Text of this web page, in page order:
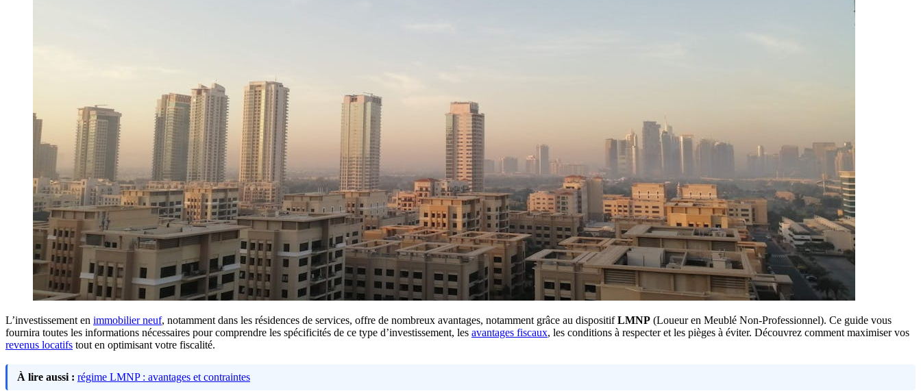
L’investissement en immobilier neuf, notamment dans les résidences de services, offre de nombreux avantages, notamment grâce au dispositifLMNP (Loueur en Meublé Non-Professionnel). Ce guide vous
fournira toutes les informations nécessaires pour comprendre les spécificités de ce type d’investissement, les avantages fiscaux, les conditions à respecter et les pièges à éviter. Découvrez comment maximiser vos
revenus locatifs tout en optimisant votre fiscalité.
À lire aussi : régime LMNP : avantages et contraintes